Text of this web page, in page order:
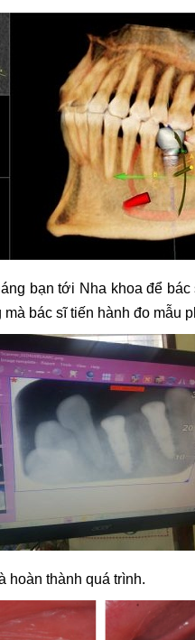
bạn tới Nha khoa để
bác sĩ tiến hành đo mẫu
hoàn thành quá trình.